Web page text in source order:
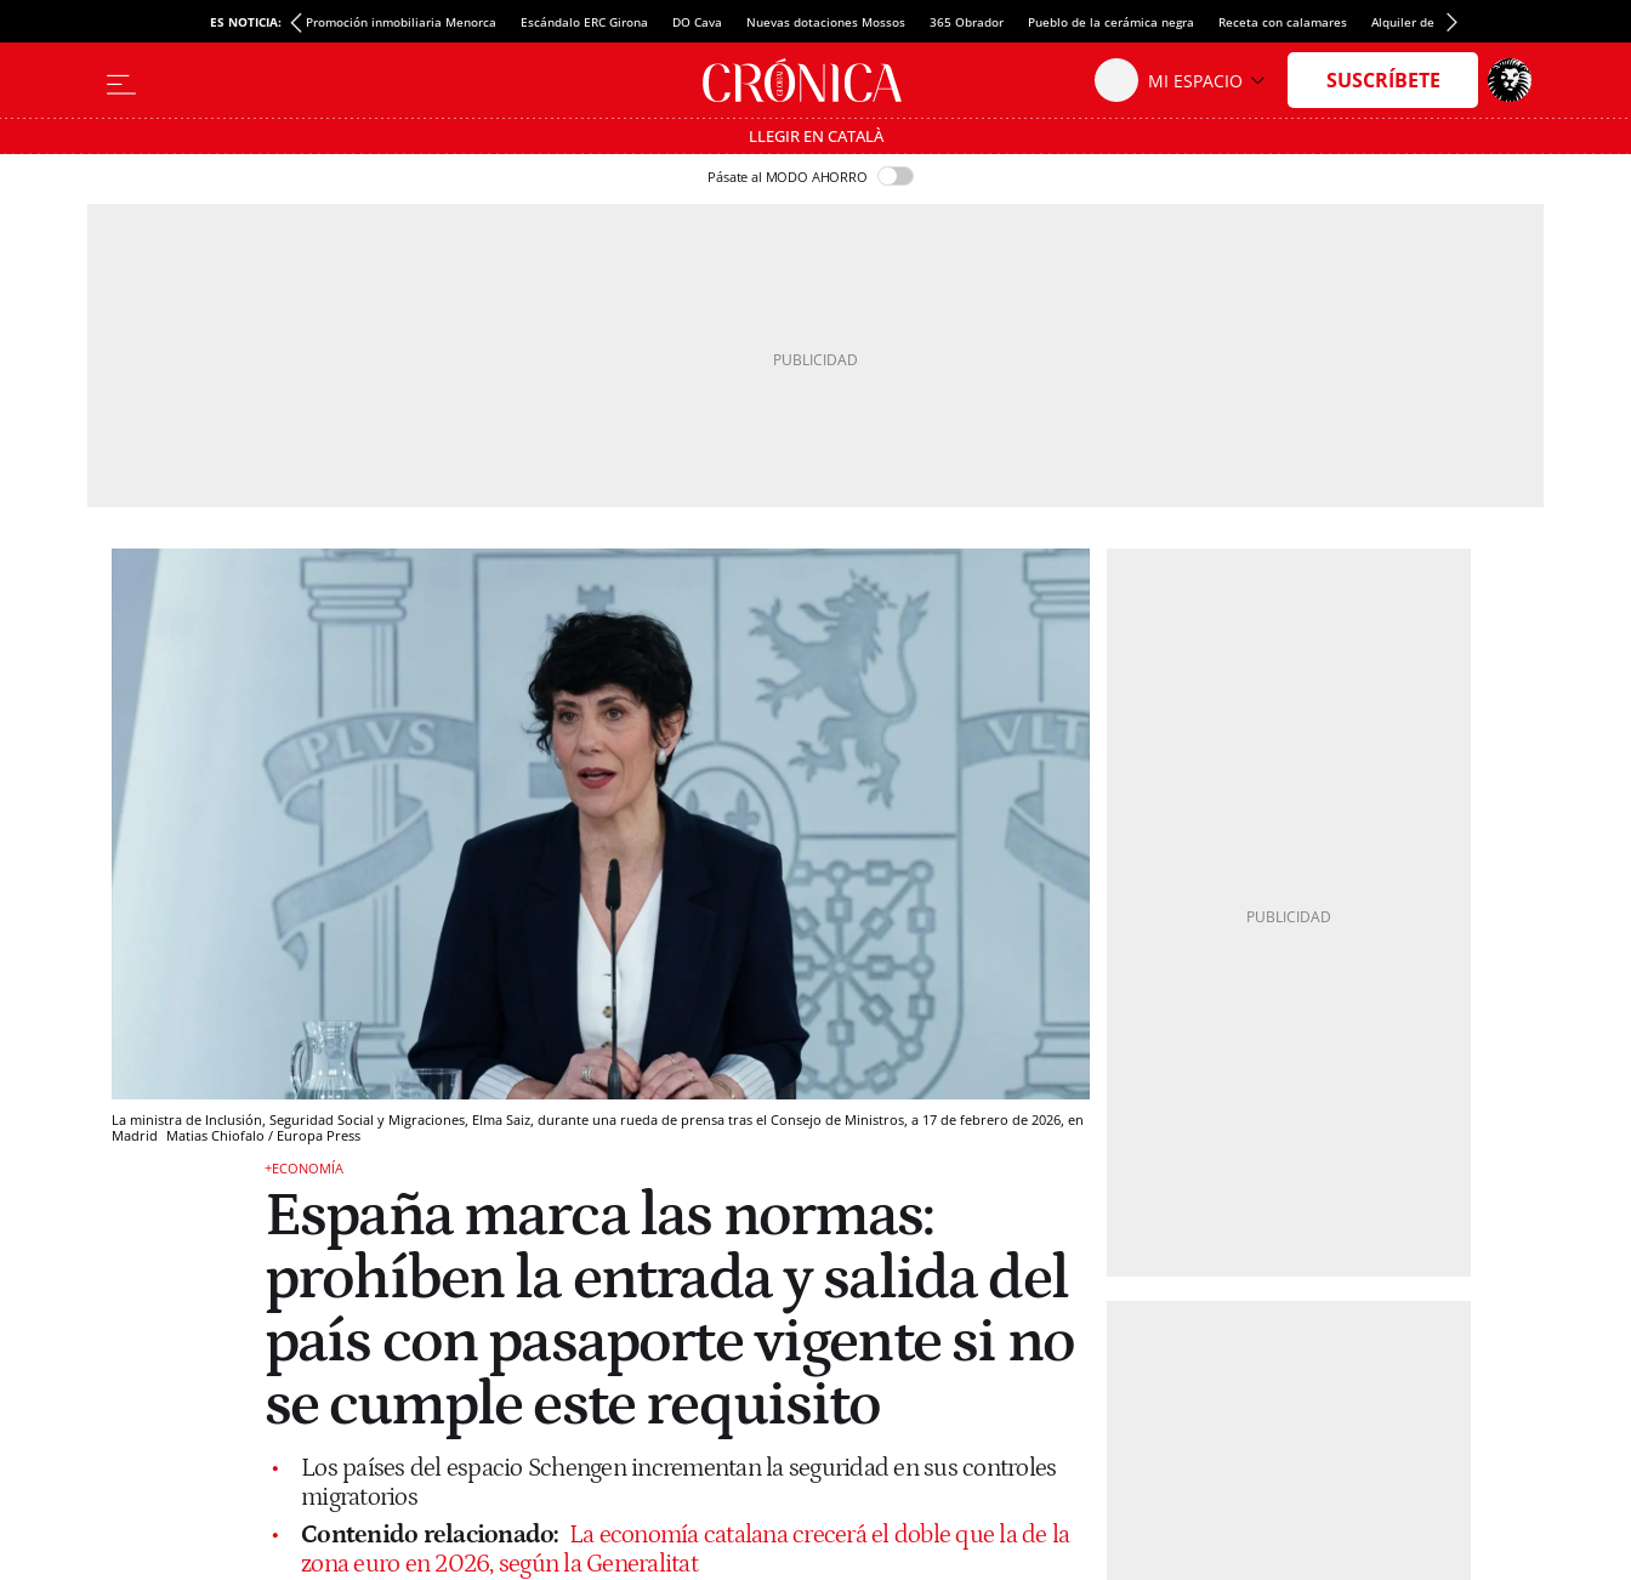
ES NOTICIA: Promoción inmobiliaria Menorca Escándalo ERC Girona DO Cava Nuevas dotaciones Mossos 365 Obrador Pueblo de la cerámica negra Receta con calamares Alquiler de habitaciones en España
LLEGIR EN CATALÀ
Pásate al MODO AHORRO
La ministra de Inclusión, Seguridad Social y Migraciones, Elma Saiz, durante una rueda de prensa tras el Consejo de Ministros, a 17 de febrero de 2026, en
Madrid Matias Chiofalo / Europa Press
+ECONOMÍA
España marca las normas:
prohíben la entrada y salida del
país con pasaporte vigente si no
se cumple este requisito
Los países del espacio Schengen incrementan la seguridad en sus controles
migratorios
Contenido relacionado: La economía catalana crecerá el doble que la de la
zona euro en 2026, según la Generalitat